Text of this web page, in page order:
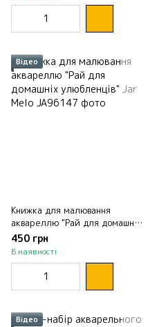
Відео
Книжка для малювання
аквареллю "Рай для домашніх
улюбленців" Jar Melo
450 грн
В наявності
Відео